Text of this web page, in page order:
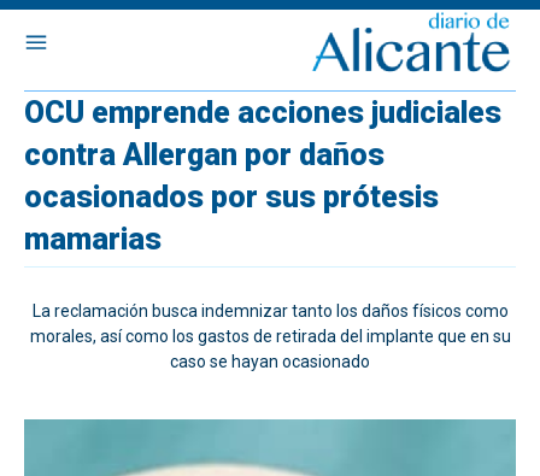
OCU emprende acciones judiciales
contra Allergan por daños
ocasionados por sus prótesis
mamarias
La reclamación busca indemnizar tanto los daños físicos como
morales, así como los gastos de retirada del implante que en su
caso se hayan ocasionado